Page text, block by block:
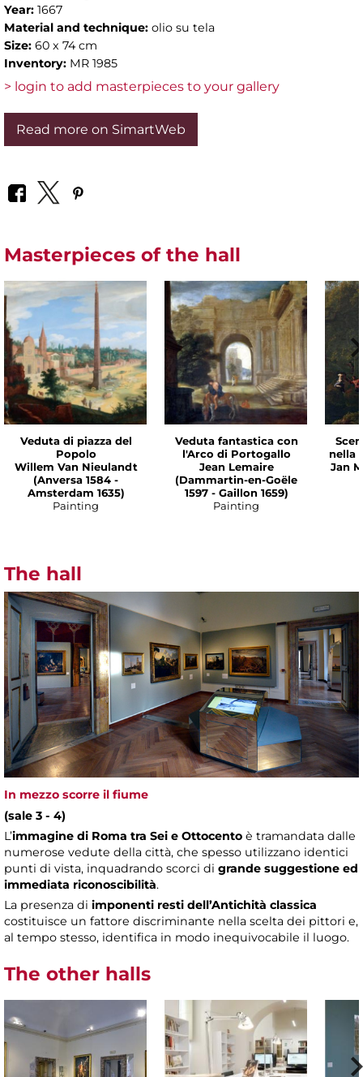
Year: 1667
Material and technique: olio su tela
Size: 60 x 74 cm
Inventory: MR 1985
> login to add masterpieces to your gallery
Read more on SimartWeb
Masterpieces of the hall
Veduta di piazza del
Popolo
Willem Van Nieulandt
(Anversa 1584 -
Amsterdam 1635)
Painting
Veduta fantastica con
l'Arco di Portogallo
Jean Lemaire
(Dammartin-en-Goële
1597 - Gaillon 1659)
Painting
nella
Jan
The hall
In mezzo scorre il fiume
(sale 3 - 4)
L’immagine di Roma tra Sei e Ottocento è tramandata dalle
numerose vedute della città, che spesso utilizzano identici
punti di vista, inquadrando scorci di grande suggestione ed
immediata riconoscibilità.
La presenza di imponenti resti dell’Antichità classica
costituisce un fattore discriminante nella scelta dei pittori e,
al tempo stesso, identifica in modo inequivocabile il luogo.
The other halls